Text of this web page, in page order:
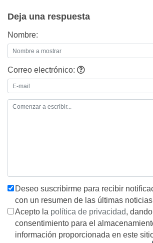
Deja una respuesta
Nombre:
Correo electrónico:
Deseo suscribirme para recibir
con un resumen de las últimas
Acepto la política de privacidad,
consentimiento para el
información proporcionada en este